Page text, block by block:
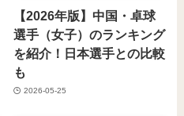
【2026年版】中国・卓球
選手（女子）のランキング
を紹介！日本選手との比較
も
2026-05-25